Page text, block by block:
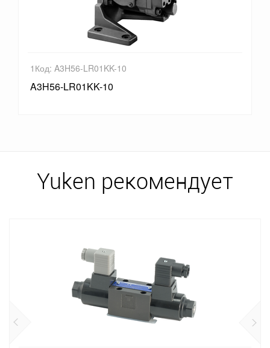
1Код: A3H56-LR01KK-10
A3H56-LR01KK-10
Yuken рекомендует